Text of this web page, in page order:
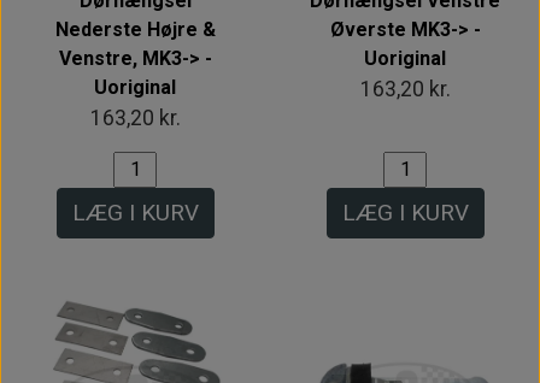
Nederste Højre &
Venstre, MK3-> -
Uoriginal
163,20 kr.
LÆG I KURV
Øverste MK3-> -
Uoriginal
163,20 kr.
LÆG I KURV